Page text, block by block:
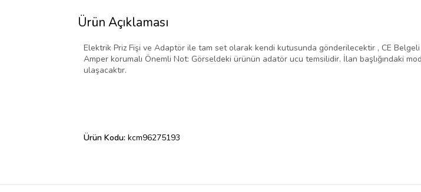
Ürün Açıklaması
Elektrik Priz Fişi ve Adaptör ile tam set olarak kendi kutusunda gönderilecektir , CE Belgeli
Amper korumalı Önemli Not: Görseldeki ürünün adatör ucu temsilidir. İlan başlığındaki
ulaşacaktır.
Ürün Kodu: kcm96275193